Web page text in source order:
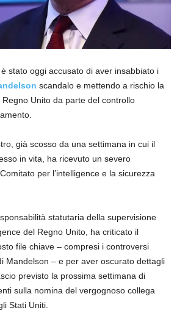
stato oggi accusato di aver insabbiato i
scandalo e mettendo a rischio la
Unito da parte del controllo
già scosso da una settimana in cui il
in vita, ha ricevuto un severo
per l’intelligence e la sicurezza
statutaria della supervisione
del Regno Unito, ha criticato il
file chiave – compresi i controversi
Mandelson – e per aver oscurato dettagli
previsto la prossima settimana di
sulla nomina del vergognoso collega
Stati Uniti.